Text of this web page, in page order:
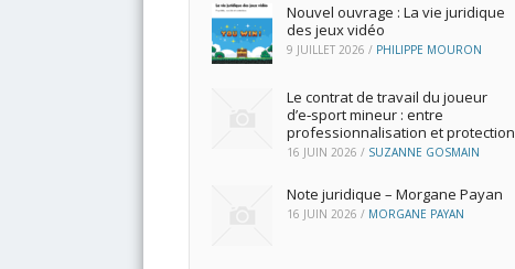
Nouvel ouvrage : La vie juridique
des jeux vidéo
9 JUILLET 2026 / PHILIPPE MOURON
Le contrat de travail du joueur
d’e‑sport mineur : entre
professionnalisation et protection
16 JUIN 2026 / SUZANNE GOSMAIN
Note juridique – Morgane Payan
16 JUIN 2026 / MORGANE PAYAN